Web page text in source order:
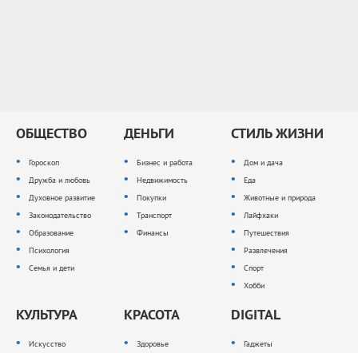
ОБЩЕСТВО
Гороскоп
Дружба и любовь
Духовное развитие
Законодательство
Образование
Психология
Семья и дети
ДЕНЬГИ
Бизнес и работа
Недвижимость
Покупки
Транспорт
Финансы
СТИЛЬ ЖИЗНИ
Дом и дача
Еда
Животные и природа
Лайфхаки
Путешествия
Развлечения
Спорт
Хобби
КУЛЬТУРА
Искусство
КРАСОТА
Здоровье
DIGITAL
Гаджеты